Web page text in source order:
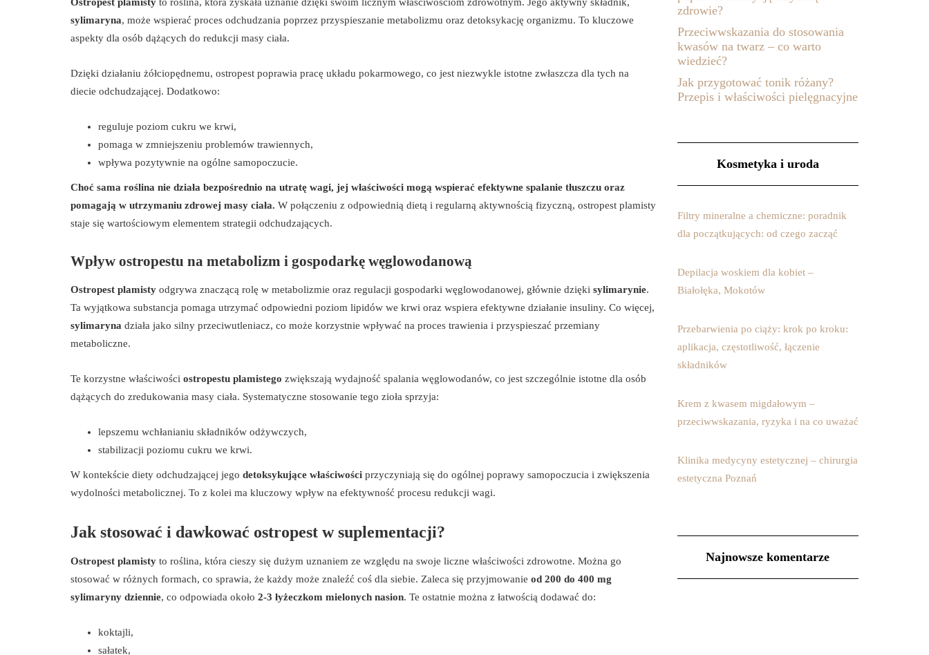
sylimaryna, może wspierać proces odchudzania poprzez przyspieszanie metabolizmu oraz detoksykację organizmu. To kluczowe
aspekty dla osób dążących do redukcji masy ciała.
Dzięki działaniu żółciopędnemu, ostropest poprawia pracę układu pokarmowego, co jest niezwykle istotne zwłaszcza dla tych na
diecie odchudzającej. Dodatkowo:
reguluje poziom cukru we krwi,
pomaga w zmniejszeniu problemów trawiennych,
wpływa pozytywnie na ogólne samopoczucie.
Choć sama roślina nie działa bezpośrednio na utratę wagi, jej właściwości mogą wspierać efektywne spalanie tłuszczu oraz
pomagają w utrzymaniu zdrowej masy ciała. W połączeniu z odpowiednią dietą i regularną aktywnością fizyczną, ostropest plamisty
staje się wartościowym elementem strategii odchudzających.
Wpływ ostropestu na metabolizm i gospodarkę węglowodanową
Ostropest plamisty odgrywa znaczącą rolę w metabolizmie oraz regulacji gospodarki węglowodanowej, głównie dzięki sylimarynie.
Ta wyjątkowa substancja pomaga utrzymać odpowiedni poziom lipidów we krwi oraz wspiera efektywne działanie insuliny. Co więcej,
sylimaryna działa jako silny przeciwutleniacz, co może korzystnie wpływać na proces trawienia i przyspieszać przemiany
metaboliczne.
Te korzystne właściwości ostropestu plamistego zwiększają wydajność spalania węglowodanów, co jest szczególnie istotne dla osób
dążących do zredukowania masy ciała. Systematyczne stosowanie tego zioła sprzyja:
lepszemu wchłanianiu składników odżywczych,
stabilizacji poziomu cukru we krwi.
W kontekście diety odchudzającej jego detoksykujące właściwości przyczyniają się do ogólnej poprawy samopoczucia i zwiększenia
wydolności metabolicznej. To z kolei ma kluczowy wpływ na efektywność procesu redukcji wagi.
Jak stosować i dawkować ostropest w suplementacji?
Ostropest plamisty to roślina, która cieszy się dużym uznaniem ze względu na swoje liczne właściwości zdrowotne. Można go
stosować w różnych formach, co sprawia, że każdy może znaleźć coś dla siebie. Zaleca się przyjmowanie od 200 do 400 mg
sylimaryny dziennie, co odpowiada około 2-3 łyżeczkom mielonych nasion. Te ostatnie można z łatwością dodawać do:
koktajli,
sałatek,
zdrowie?
Przeciwwskazania do stosowania
kwasów na twarz – co warto
wiedzieć?
Jak przygotować tonik różany?
Przepis i właściwości pielęgnacyjne
Kosmetyka i uroda
Filtry mineralne a chemiczne: poradnik
dla początkujących: od czego zacząć
Depilacja woskiem dla kobiet –
Białołęka, Mokotów
Przebarwienia po ciąży: krok po kroku:
aplikacja, częstotliwość, łączenie
składników
Krem z kwasem migdałowym –
przeciwwskazania, ryzyka i na co uważać
Klinika medycyny estetycznej – chirurgia
estetyczna Poznań
Najnowsze komentarze